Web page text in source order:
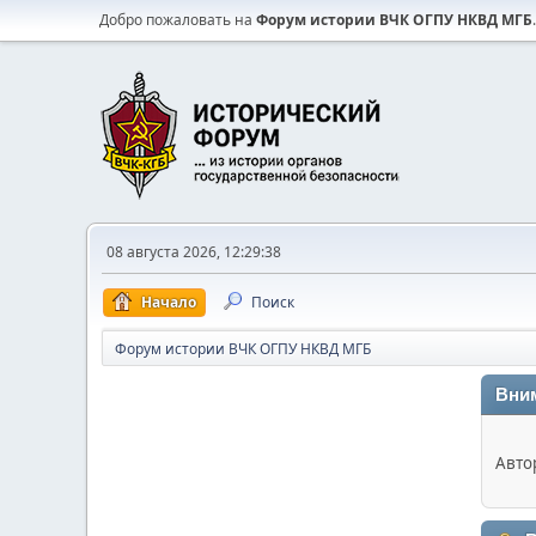
Добро пожаловать на Форум истории ВЧК ОГПУ НКВД МГБ.
08 августа 2026, 12:29:38
Начало Поиск
Форум истории ВЧК ОГПУ НКВД МГБ